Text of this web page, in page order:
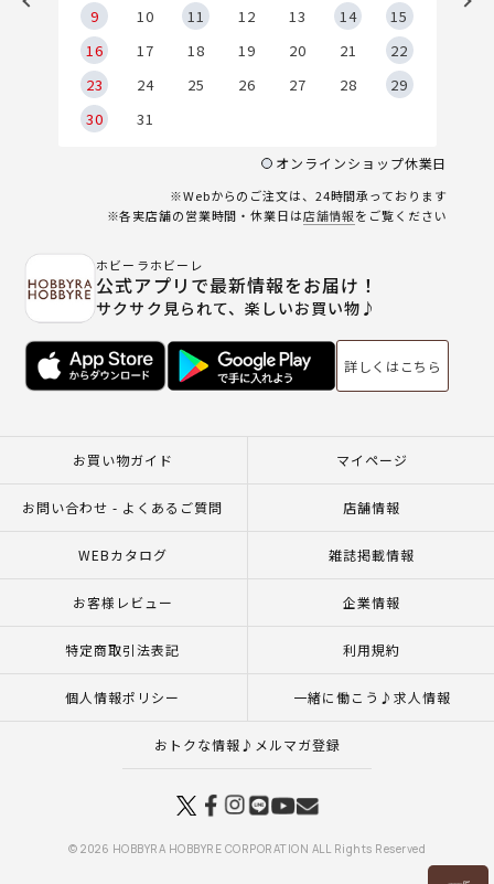
9
10 11 12 13 14
15
16
17 18 19 20 21
22
23
24 25 26 27 28
29
30
31
オンラインショップ休業日
※Webからのご注文は、24時間承っております
※各実店舗の営業時間・休業日は店舗情報をご覧ください
ホビーラホビーレ
公式アプリで最新情報をお届け！
サクサク見られて、楽しいお買い物♪
詳しくはこちら
お買い物ガイド マイページ
お問い合わせ - よくあるご質問 店舗情報
WEBカタログ 雑誌掲載情報
お客様レビュー 企業情報
特定商取引法表記 利用規約
個人情報ポリシー 一緒に働こう♪求人情報
おトクな情報♪メルマガ登録
© 2026 HOBBYRA HOBBYRE CORPORATION ALL Rights Reserved